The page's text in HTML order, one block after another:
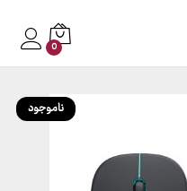
0
ناموجود